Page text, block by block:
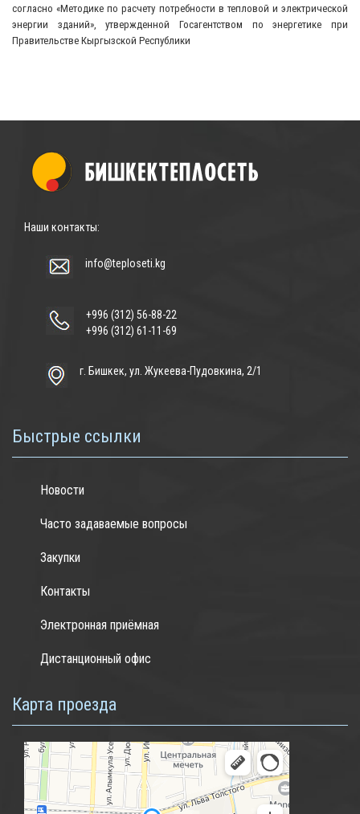
согласно «Методике по расчету потребности в тепловой и электрической
энергии зданий», утвержденной Госагентством по энергетике при
Правительстве Кыргызской Республики
Наши контакты:
info@teploseti.kg
+996 (312) 56-88-22
+996 (312) 61-11-69
г. Бишкек, ул. Жукеева-Пудовкина, 2/1
Быстрые ссылки
Новости
Часто задаваемые вопросы
Закупки
Контакты
Электронная приёмная
Дистанционный офис
Карта проезда